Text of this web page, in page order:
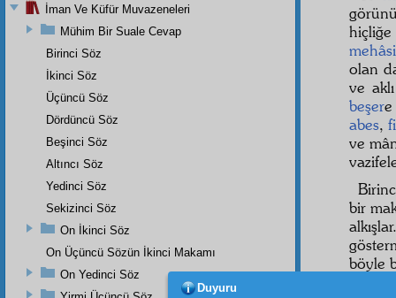
olan
ve
beşer
abes,
ve
bir
böyle
İman Ve Küfür Muvazeneleri
Mühim Bir Suale Cevap
Birinci Söz
İkinci Söz
Üçüncü Söz
Dördüncü Söz
Beşinci Söz
Altıncı Söz
Yedinci Söz
Sekizinci Söz
On İkinci Söz
On Üçüncü Sözün İkinci Makamı
On Yedinci Söz
Duyuru